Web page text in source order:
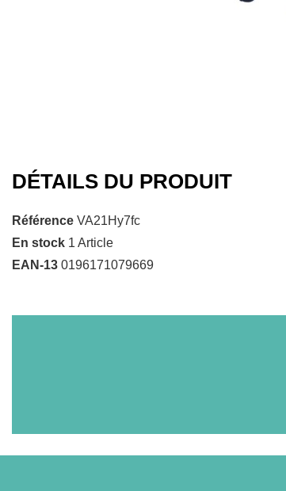
DÉTAILS DU PRODUIT
Référence VA21Hy7fc
En stock 1 Article
EAN-13 0196171079669